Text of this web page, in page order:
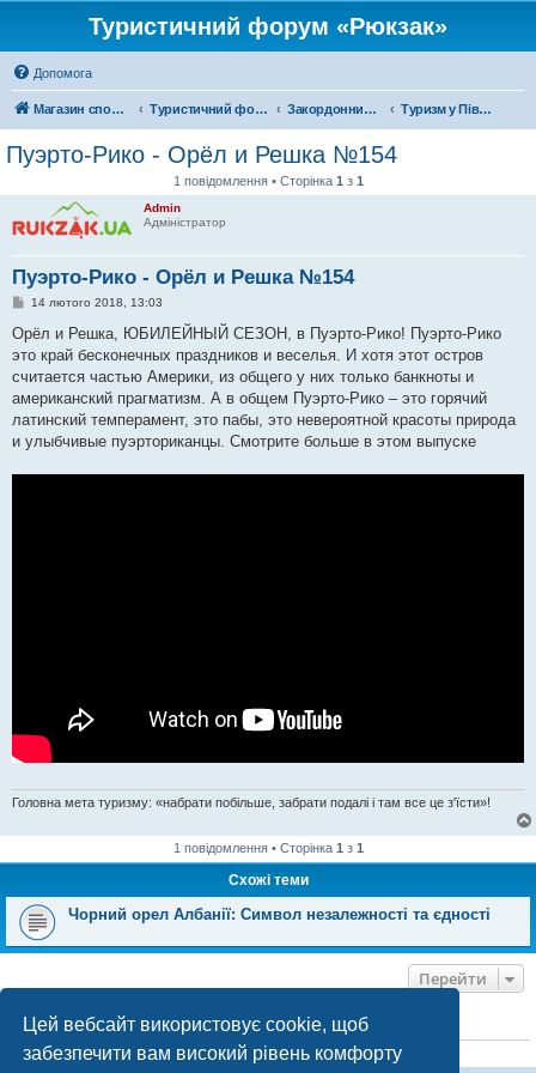
Цей вебсайт використовує cookie, щоб
забезпечити вам високий рівень комфорту
Туристичний форум «Рюкзак»
Допомога
Магазин спорядження Туристичний форум «Рюкзак» Закордонний туризм Туризм у Північній Америці
Пуэрто-Рико - Орёл и Решка №154
1 повідомлення • Сторінка 1 з 1
Admin
Адміністратор
Пуэрто-Рико - Орёл и Решка №154
П
в
і
д
о
л
е
н
14 лютого 2018, 13:03
Орёл и Решка, ЮБИЛЕЙНЫЙ СЕЗОН, в Пуэрто-Рико! Пуэрто-Рико
это край бесконечных праздников и веселья. И хотя этот остров
считается частью Америки, из общего у них только банкноты и
американский прагматизм. А в общем Пуэрто-Рико – это горячий
латинский темперамент, это пабы, это невероятной красоты природа
и улыбчивые пуэрториканцы. Смотрите больше в этом выпуске
Головна мета туризму: «набрати побільше, забрати подалі і там все це з'їсти»!
1 повідомлення • Сторінка 1 з 1
Схожі теми
Чорний орел Албанії: Символ незалежності та єдності
Перейти
ХТО ЗАРАЗ ОНЛАЙН
Зараз переглядають цей форум:ClaudeBot [бот ШІ]і 1 гість